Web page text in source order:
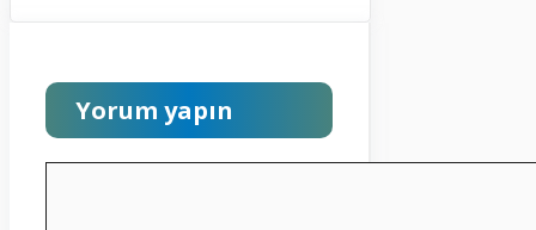
Yorum yapın